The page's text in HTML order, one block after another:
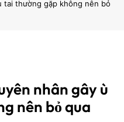
tai thường gặp không nên bỏ
nhân gây ù
nên bỏ qua